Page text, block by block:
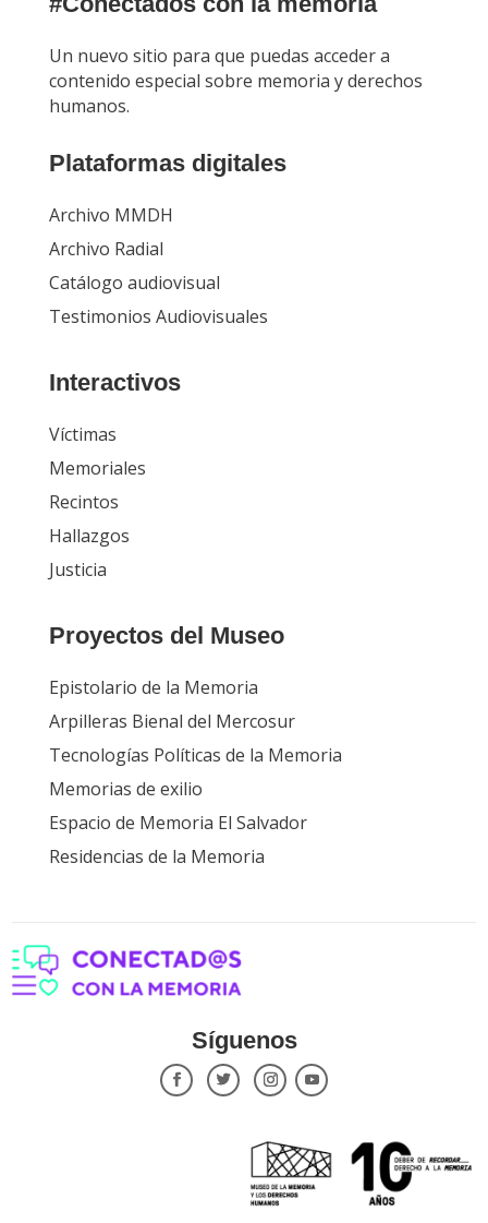
Un nuevo sitio para que puedas acceder a
contenido especial sobre memoria y derechos
humanos.
Plataformas digitales
Archivo MMDH
Archivo Radial
Catálogo audiovisual
Testimonios Audiovisuales
Interactivos
Víctimas
Memoriales
Recintos
Hallazgos
Justicia
Proyectos del Museo
Epistolario de la Memoria
Arpilleras Bienal del Mercosur
Tecnologías Políticas de la Memoria
Memorias de exilio
Espacio de Memoria El Salvador
Residencias de la Memoria
Síguenos